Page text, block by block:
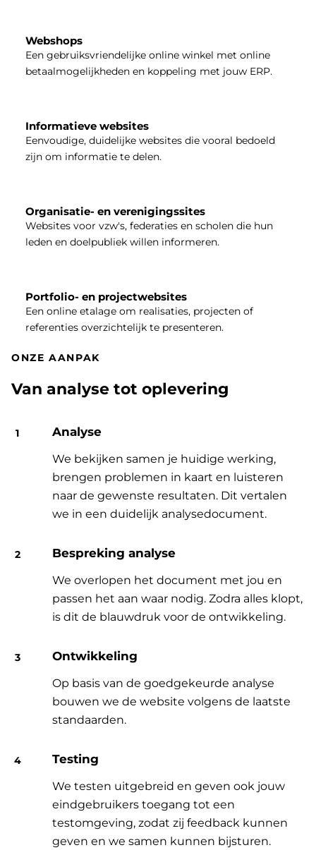
Webshops
Een gebruiksvriendelijke online winkel met online
betaalmogelijkheden en koppeling met jouw ERP.
Informatieve websites
Eenvoudige, duidelijke websites die vooral bedoeld
zijn om informatie te delen.
Organisatie- en verenigingssites
Websites voor vzw's, federaties en scholen die hun
leden en doelpubliek willen informeren.
Portfolio- en projectwebsites
Een online etalage om realisaties, projecten of
referenties overzichtelijk te presenteren.
ONZE AANPAK
Van analyse tot oplevering
Analyse
We bekijken samen je huidige werking,
brengen problemen in kaart en luisteren
naar de gewenste resultaten. Dit vertalen
we in een duidelijk analysedocument.
Bespreking analyse
We overlopen het document met jou en
passen het aan waar nodig. Zodra alles klopt,
is dit de blauwdruk voor de ontwikkeling.
Ontwikkeling
Op basis van de goedgekeurde analyse
bouwen we de website volgens de laatste
standaarden.
Testing
We testen uitgebreid en geven ook jouw
eindgebruikers toegang tot een
testomgeving, zodat zij feedback kunnen
geven en we samen kunnen bijsturen.